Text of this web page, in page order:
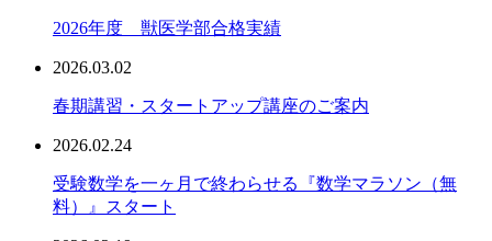
2026年度 獣医学部合格実績
2026.03.02
春期講習・スタートアップ講座のご案内
2026.02.24
受験数学を一ヶ月で終わらせる『数学マラソン（無
料）』スタート